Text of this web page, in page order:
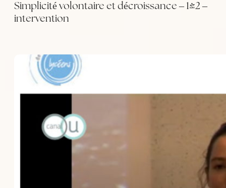
Simplicité volontaire et décroissance – 1/2 –
intervention